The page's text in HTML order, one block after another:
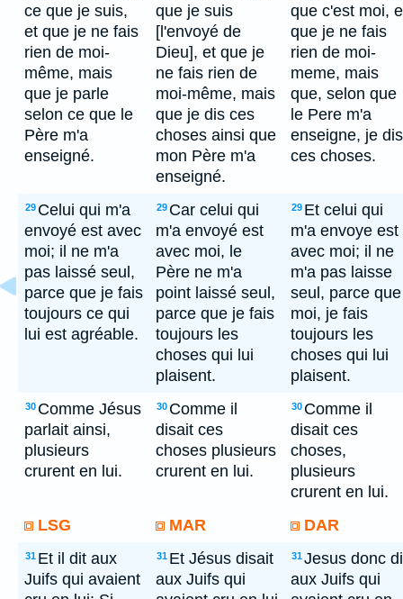
ce que je suis,
et que je ne fais
rien de moi-
même, mais
que je parle
selon ce que le
Père m'a
enseigné.
que je suis
[l'envoyé de
Dieu], et que je
ne fais rien de
moi-même, mais
que je dis ces
choses ainsi que
mon Père m'a
enseigné.
que c'est moi,
que je ne fais
rien de moi-
meme, mais
que, selon que
le Pere m'a
enseigne, je dis
ces choses.
29 Celui qui m'a
envoyé est avec
moi; il ne m'a
pas laissé seul,
parce que je fais
toujours ce qui
lui est agréable.
29 Car celui qui
m'a envoyé est
avec moi, le
Père ne m'a
point laissé seul,
parce que je fais
toujours les
choses qui lui
plaisent.
29 Et celui qui
m'a envoye est
avec moi; il ne
m'a pas laisse
seul, parce que
moi, je fais
toujours les
choses qui lui
plaisent.
30 Comme Jésus
parlait ainsi,
plusieurs
crurent en lui.
30 Comme il
disait ces
choses plusieurs
crurent en lui.
30 Comme il
disait ces
choses,
plusieurs
crurent en lui.
LSG
MAR DAR
31 Et il dit aux
Juifs qui avaient
31 Et Jésus disait
aux Juifs qui
31Jesus donc
aux Juifs qui